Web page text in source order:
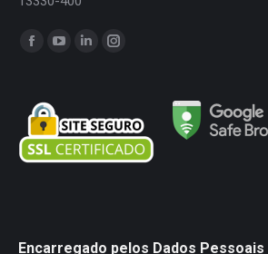
Encontre-nos em:
Facebook
opens
in
new
window
YouTube
in
new
window
Linkedin
in
new
window
Instagram
in
new
window
Encarregado pelos Dados Pessoais